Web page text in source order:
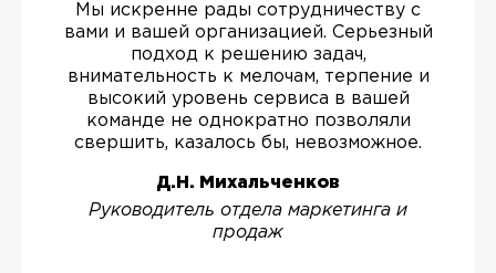
Мы искренне рады сотрудничеству с
вами и вашей организацией. Серьезный
подход к решению задач,
внимательность к мелочам, терпение и
высокий уровень сервиса в вашей
команде не однократно позволяли
свершить, казалось бы, невозможное.
Д.Н. Михальченков
Руководитель отдела маркетинга и
продаж